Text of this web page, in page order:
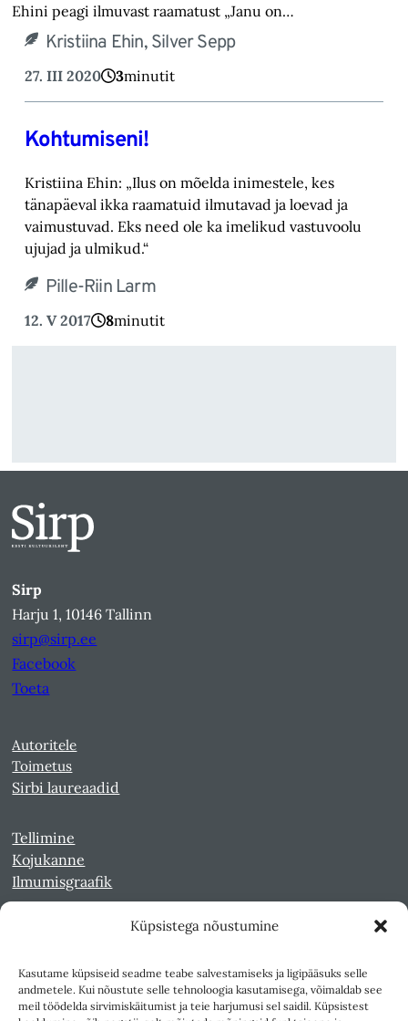
Küpsistega nõustumine
Kasutame küpsiseid seadme teabe salvestamiseks ja ligipääsuks selle
andmetele. Kui nõustute selle tehnoloogia kasutamisega, võimaldab see
meil töödelda sirvimiskäitumist ja teie harjumusi sel saidil. Küpsistest
Ehini peagi ilmuvast raamatust „Janu on…
Kristiina Ehin, Silver Sepp
27. III 2020 3minutit
Kohtumiseni!
Kristiina Ehin: „Ilus on mõelda inimestele, kes
tänapäeval ikka raamatuid ilmutavad ja loevad ja
vaimustuvad. Eks need ole ka imelikud vastuvoolu
ujujad ja ulmikud.“
Pille-Riin Larm
12. V 2017 8minutit
Sirp
Harju 1, 10146 Tallinn
sirp@sirp.ee
Facebook
Toeta
Autoritele
Toimetus
Sirbi laureaadid
Tellimine
Kojukanne
Ilmumisgraafik
Kultuurileht 1994-1997
Reede 1989-1990